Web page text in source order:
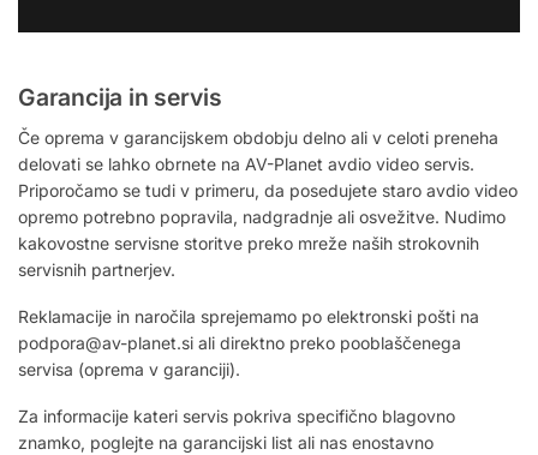
Garancija in servis
Če oprema v garancijskem obdobju delno ali v celoti preneha
delovati se lahko obrnete na AV-Planet avdio video servis.
Priporočamo se tudi v primeru, da posedujete staro avdio video
opremo potrebno popravila, nadgradnje ali osvežitve. Nudimo
kakovostne servisne storitve preko mreže naših strokovnih
servisnih partnerjev.
Reklamacije in naročila sprejemamo po elektronski pošti na
podpora@av-planet.si ali direktno preko pooblaščenega
servisa (oprema v garanciji).
Za informacije kateri servis pokriva specifično blagovno
znamko, poglejte na garancijski list ali nas enostavno